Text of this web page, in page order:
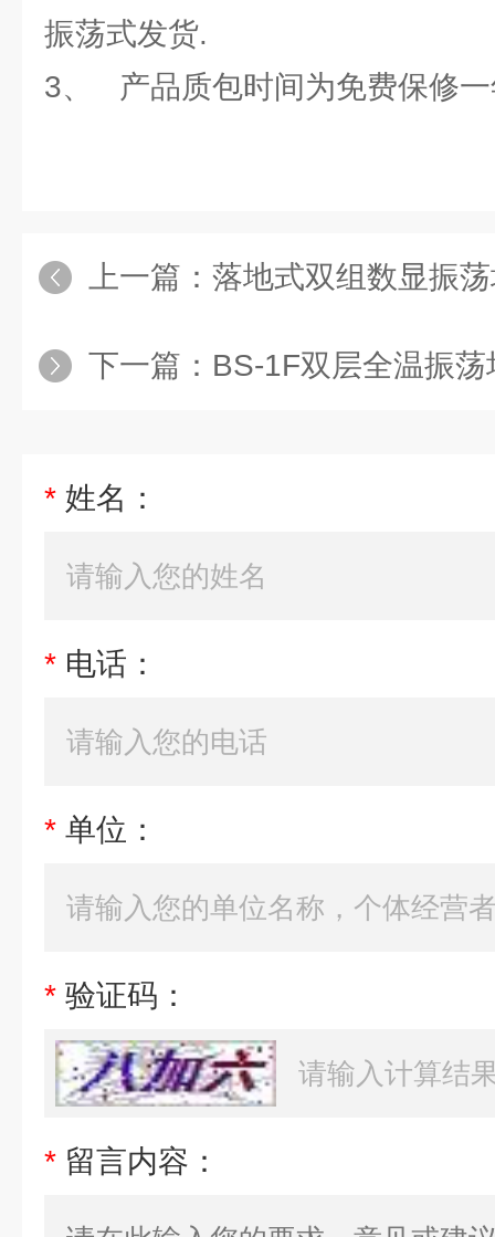
振荡式发货.
3、 产品质包时间为免费保修
上一篇： 落地式双组数显振荡培
下一篇： BS-1F双层全温振荡
* 姓名：
* 电话：
* 单位：
* 验证码：
* 留言内容：